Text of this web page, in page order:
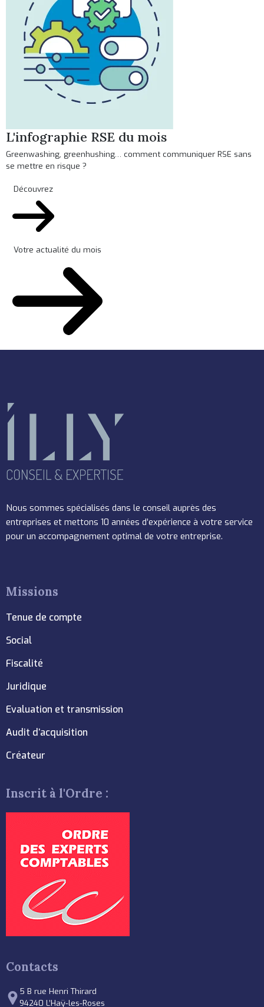
L'infographie RSE du mois
Greenwashing, greenhushing… comment communiquer RSE sans
se mettre en risque ?
Découvrez
Votre actualité du mois
Nous sommes spécialisés dans le conseil auprès des
entreprises et mettons 10 années d’expérience à votre service
pour un accompagnement optimal de votre entreprise.
Missions
Tenue de compte
Social
Fiscalité
Juridique
Evaluation et transmission
Audit d’acquisition
Créateur
Inscrit à l'Ordre :
Contacts
5 B rue Henri Thirard
94240 L’Haÿ-les-Roses